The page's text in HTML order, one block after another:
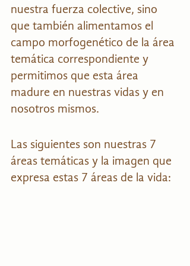
nuestra fuerza colective, sino
que también alimentamos el
campo morfogenético de la área
temática correspondiente y
permitimos que esta área
madure en nuestras vidas y en
nosotros mismos.
Las siguientes son nuestras 7
áreas temáticas y la imagen que
expresa estas 7 áreas de la vida: